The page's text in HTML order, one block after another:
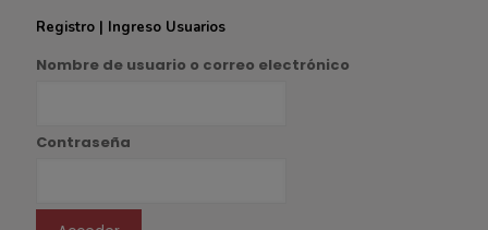
Registro | Ingreso Usuarios
Nombre de usuario o correo electrónico
Contraseña